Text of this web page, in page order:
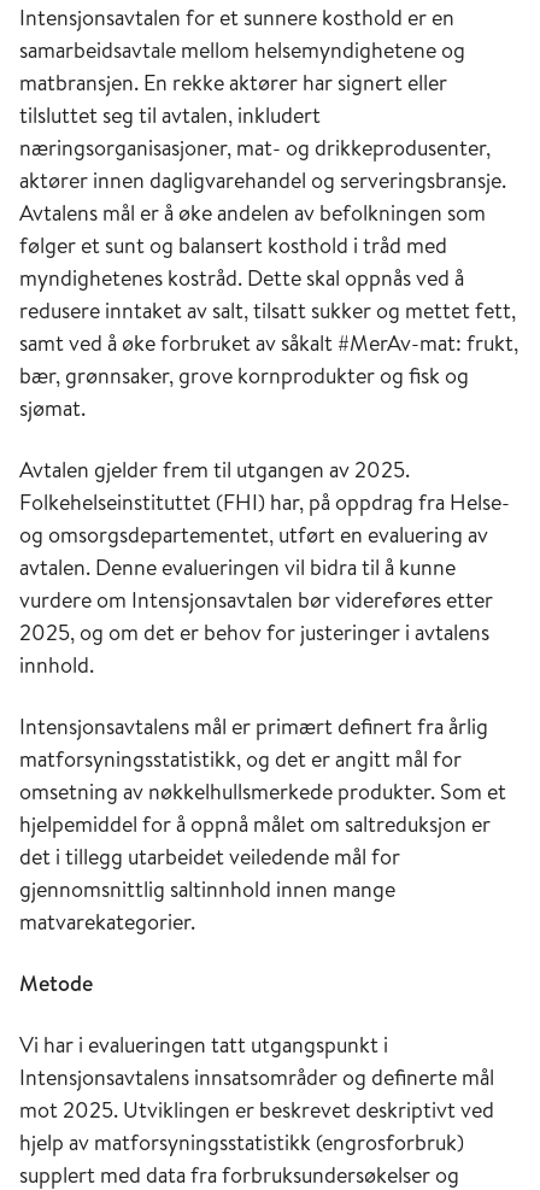
Intensjonsavtalen for et sunnere kosthold er en
samarbeidsavtale mellom helsemyndighetene og
matbransjen. En rekke aktører har signert eller
tilsluttet seg til avtalen, inkludert
næringsorganisasjoner, mat- og drikkeprodusenter,
aktører innen dagligvarehandel og serveringsbransje.
Avtalens mål er å øke andelen av befolkningen som
følger et sunt og balansert kosthold i tråd med
myndighetenes kostråd. Dette skal oppnås ved å
redusere inntaket av salt, tilsatt sukker og mettet fett,
samt ved å øke forbruket av såkalt #MerAv-mat: frukt,
bær, grønnsaker, grove kornprodukter og fisk og
sjømat.
Avtalen gjelder frem til utgangen av 2025.
Folkehelseinstituttet (FHI) har, på oppdrag fra Helse-
og omsorgsdepartementet, utført en evaluering av
avtalen. Denne evalueringen vil bidra til å kunne
vurdere om Intensjonsavtalen bør videreføres etter
2025, og om det er behov for justeringer i avtalens
innhold.
Intensjonsavtalens mål er primært definert fra årlig
matforsyningsstatistikk, og det er angitt mål for
omsetning av nøkkelhullsmerkede produkter. Som et
hjelpemiddel for å oppnå målet om saltreduksjon er
det i tillegg utarbeidet veiledende mål for
gjennomsnittlig saltinnhold innen mange
matvarekategorier.
Metode
Vi har i evalueringen tatt utgangspunkt i
Intensjonsavtalens innsatsområder og definerte mål
mot 2025. Utviklingen er beskrevet deskriptivt ved
hjelp av matforsyningsstatistikk (engrosforbruk)
supplert med data fra forbruksundersøkelser og